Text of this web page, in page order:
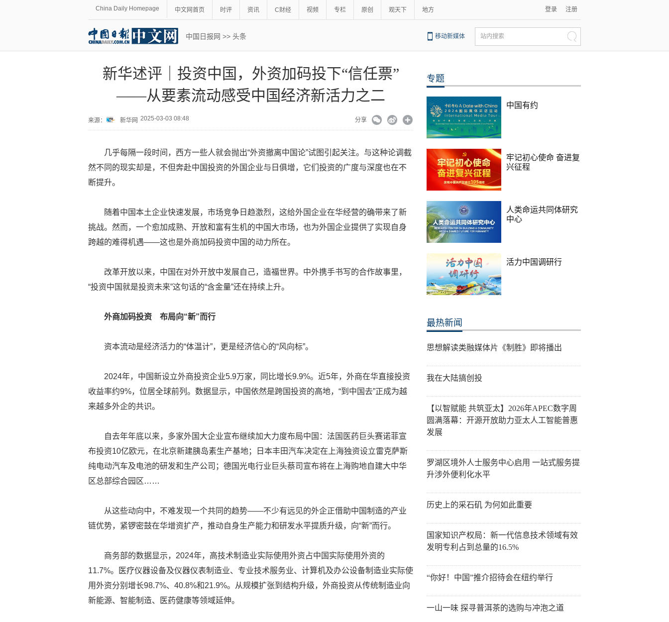
China Daily Homepage 中文网首页 时评 资讯 C财经 视频 专栏 原创 观天下 地方 登录 注册
中国日报网 >> 头条 移动新媒体 站内搜索
新华述评｜投资中国，外资加码投下“信任票”
——从要素流动感受中国经济新活力之二
来源： 新华网 2025-03-03 08:48 分享
几乎每隔一段时间，西方一些人就会抛出“外资撤离中国论”试图引起关注。与这种论调截
然不同的现实却是，不但奔赴中国投资的外国企业与日俱增，它们投资的广度与深度也在不
断提升。
随着中国本土企业快速发展，市场竞争日趋激烈，这给外国企业在华经营的确带来了新
挑战。然而，一个愈加成熟、开放和富有生机的中国大市场，也为外国企业提供了实现自身
跨越的难得机遇——这也是外商加码投资中国的动力所在。
改革开放以来，中国在对外开放中发展自己，造福世界。中外携手书写的合作故事里，
“投资中国就是投资未来”这句话的“含金量”还在持续上升。
外商加码投资 布局向“新”而行
资本流动是经济活力的“体温计”，更是经济信心的“风向标”。
2024年，中国新设立外商投资企业5.9万家，同比增长9.9%。近5年，外商在华直接投资
收益率约9%，位居全球前列。数据显示，中国依然是跨国投资的高地，“到中国去”正成为越
来越多外企的共识。
自去年年底以来，多家外国大企业宣布继续加大力度布局中国：法国医药巨头赛诺菲宣
布投资10亿欧元，在北京新建胰岛素生产基地；日本丰田汽车决定在上海独资设立雷克萨斯
纯电动汽车及电池的研发和生产公司；德国光电行业巨头蔡司宣布将在上海购地自建大中华
区总部综合园区……
从这些动向中，不难发现一个共同的趋势——不少有远见的外企正借助中国制造的产业
链优势，紧锣密鼓在华增资扩产，推动自身生产能力和研发水平提质升级，向“新”而行。
商务部的数据显示，2024年，高技术制造业实际使用外资占中国实际使用外资的
11.7%。医疗仪器设备及仪器仪表制造业、专业技术服务业、计算机及办公设备制造业实际使
用外资分别增长98.7%、40.8%和21.9%。从规模扩张到结构升级，外商投资从传统制造业向
新能源、智能制造、医药健康等领域延伸。
专题
中国有约
牢记初心使命 奋进复
兴征程
人类命运共同体研究
中心
活力中国调研行
最热新闻
思想解读类融媒体片《制胜》即将播出
我在大陆搞创投
【以智赋能 共筑亚太】2026年APEC数字周
圆满落幕：开源开放助力亚太人工智能普惠
发展
罗湖区境外人士服务中心启用 一站式服务提
升涉外便利化水平
历史上的采石矶 为何如此重要
国家知识产权局：新一代信息技术领域有效
发明专利占到总量的16.5%
“你好！中国”推介招待会在纽约举行
一山一味 探寻普洱茶的选购与冲泡之道